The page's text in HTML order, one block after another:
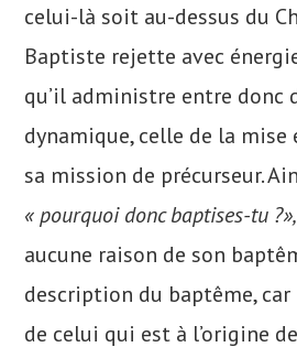
celui-là soit au-dessus du
Baptiste rejette avec
qu’il administre entre donc
dynamique, celle de la
sa mission de précurseur.
« pourquoi donc baptises-tu ?»,
aucune raison de son
description du baptême,
de celui qui est à l’origine